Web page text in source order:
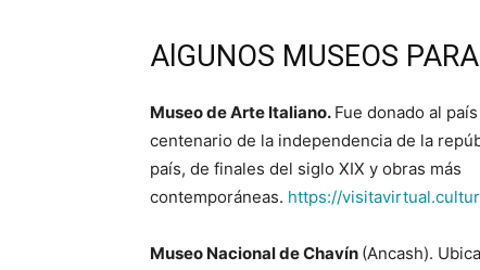
AlGUNOS MUSEOS
Museo de Arte Italiano. Fue donado al
centenario de la independencia de la
país, de finales del siglo XIX y obras más
contemporáneas. https://
Museo Nacional de Chavín (Ancash).